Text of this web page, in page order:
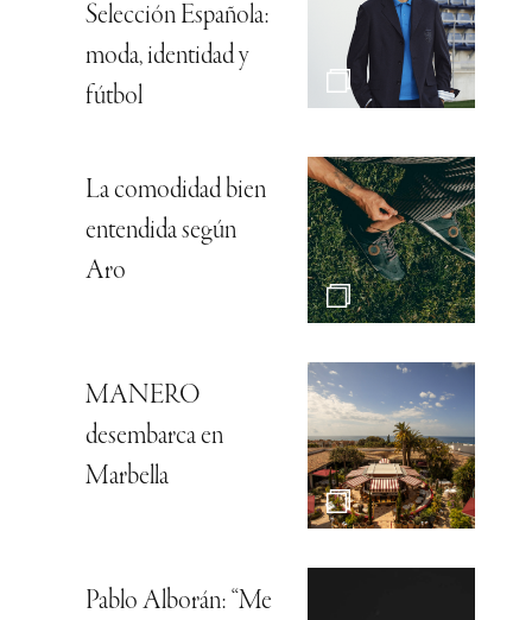
Selección Española:
moda, identidad y
fútbol
La comodidad bien
entendida según
Aro
MANERO
desembarca en
Marbella
Pablo Alborán: “Me